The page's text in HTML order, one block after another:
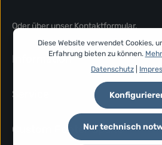
Oder über unserKontaktformular.
Information
Service
Custom Footer Spalte
Diese Website verwendet Cookies,
Erfahrung bieten zu können.
Datenschutz
Nur technisch